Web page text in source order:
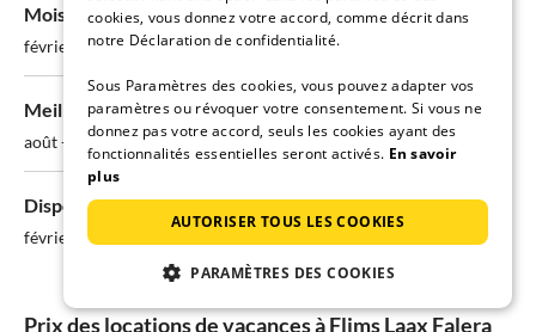
Mois le plus cher:
février - Ø 294€/nuit
Meilleures chances de disponibilité:
août - 75% disponibles
Disponibilité la plus faible:
février - seulement 43% disponibles
Prix des locations de vacances à Flims Laax Falera
cookies, vous donnez votre accord, comme décrit dans
notre Déclaration de confidentialité.
Sous Paramètres des cookies, vous pouvez adapter vos
paramètres ou révoquer votre consentement. Si vous ne
donnez pas votre accord, seuls les cookies ayant des
fonctionnalités essentielles seront activés. En savoir
plus
AUTORISER TOUS LES COOKIES
PARAMÈTRES DES COOKIES